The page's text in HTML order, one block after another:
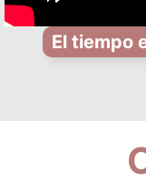
El tiempo